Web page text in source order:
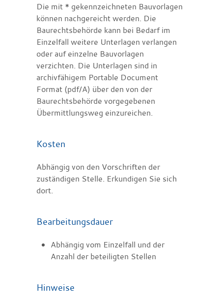
Die mit * gekennzeichneten Bauvorlagen
können nachgereicht werden. Die
Baurechtsbehörde kann bei Bedarf im
Einzelfall weitere Unterlagen verlangen
oder auf einzelne Bauvorlagen
verzichten. Die Unterlagen sind in
archivfähigem Portable Document
Format (pdf/A) über den von der
Baurechtsbehörde vorgegebenen
Übermittlungsweg einzureichen.
Kosten
Abhängig von den Vorschriften der
zuständigen Stelle. Erkundigen Sie sich
dort.
Bearbeitungsdauer
Abhängig vom Einzelfall und der
Anzahl der beteiligten Stellen
Hinweise